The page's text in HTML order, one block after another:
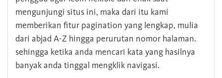
mengunjungi situs ini, maka dari itu kami
memberikan fitur pagination yang lengkap, mulia
dari abjad A-Z hingga perurutan nomor halaman.
sehingga ketika anda mencari kata yang hasilnya
banyak anda tinggal mengklik navigasi.